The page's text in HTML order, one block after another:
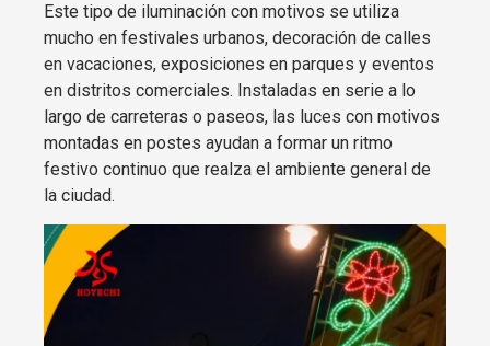
Este tipo de iluminación con motivos se utiliza
mucho en festivales urbanos, decoración de calles
en vacaciones, exposiciones en parques y eventos
en distritos comerciales. Instaladas en serie a lo
largo de carreteras o paseos, las luces con motivos
montadas en postes ayudan a formar un ritmo
festivo continuo que realza el ambiente general de
la ciudad.